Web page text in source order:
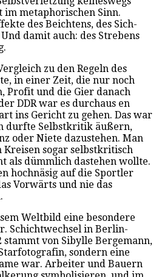
im metaphorischen Sinn.
des Beichtens, des Sich-
damit auch: des Strebens
zu den Regeln des
in einer Zeit, die nur noch
Profit und die Gier danach
DDR war es durchaus en
ins Gericht zu gehen. Das war
durfte Selbstkritik äußern,
oder Niete dazustehen. Man
Kreisen sogar selbstkritisch
als dümmlich dastehen wollte.
hochnäsig auf die Sportler
Vorwärts und nie das
Weltbild eine besondere
Schichtwechsel in Berlin-
stammt von Sibylle Bergemann,
sondern eine
war. Arbeiter und Bauern